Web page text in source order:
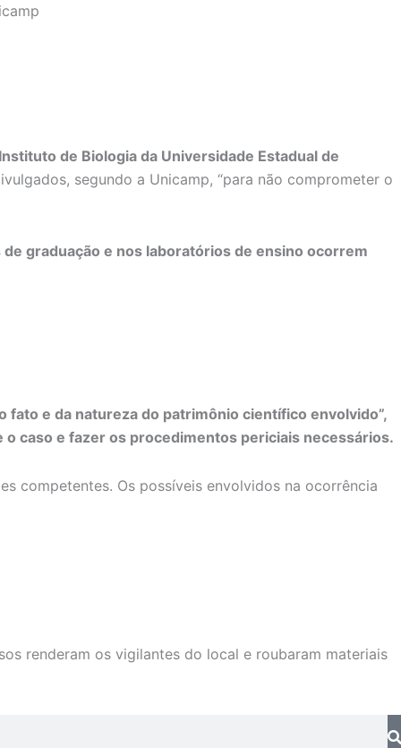
de Biologia da Universidade Estadual de
segundo a Unicamp, “para não comprometer o
graduação e nos laboratórios de ensino ocorrem
fato e da natureza do patrimônio científico envolvido”,
o caso e fazer os procedimentos periciais necessários.
competentes. Os possíveis envolvidos na ocorrência
renderam os vigilantes do local e roubaram materiais